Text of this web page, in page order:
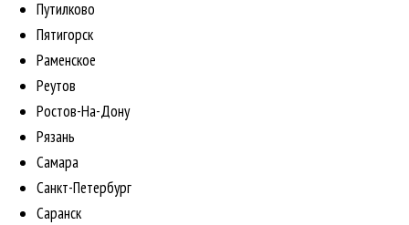
Путилково
Пятигорск
Раменское
Реутов
Ростов-На-Дону
Рязань
Самара
Санкт-Петербург
Саранск